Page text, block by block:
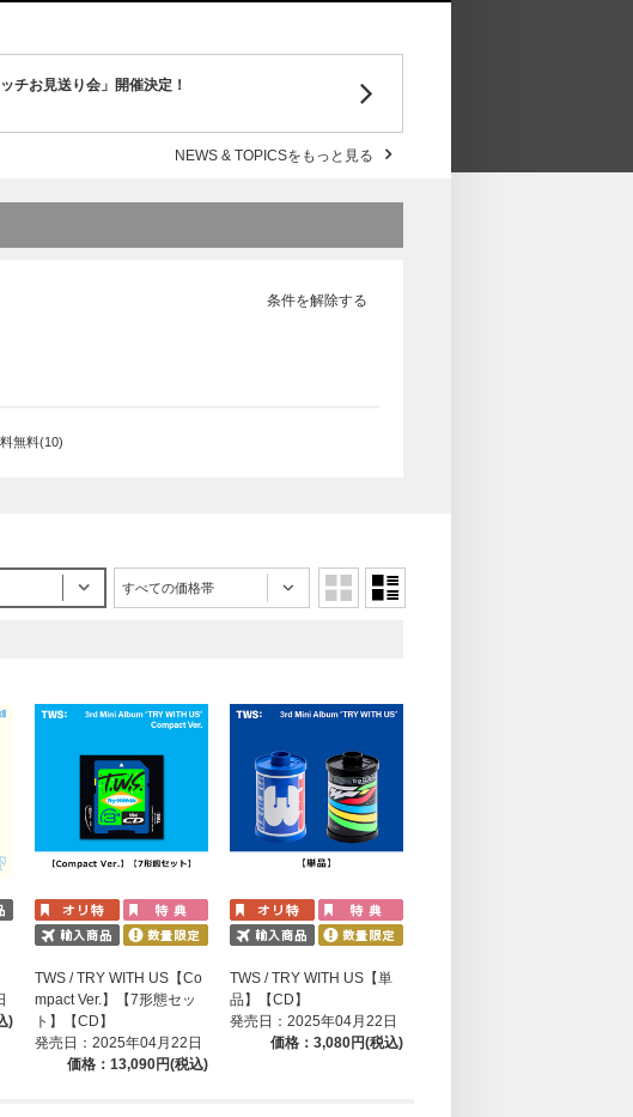
チお見送り会」開催決定！
NEWS & TOPICSをもっと見る
条件を解除する
無料(10)
すべての価格帯
)
TWS / TRY WITH US【Co
mpact Ver.】【7形態セッ
ト】【CD】
発売日：2025年04月22日
価格：13,090円(税込)
TWS / TRY WITH US【単
品】【CD】
発売日：2025年04月22日
価格：3,080円(税込)